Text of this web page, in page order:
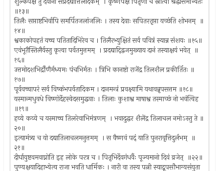
॥१३॥
तिलैः सप्ताष्टभिर्वापि समर्पितजलांजलिः । तस्य देवाः सपितरतृप्ता यच्छंति शोभनम् ‍ ॥
१४॥
श्वकाकोपहतं यच्च पतितादिभिरेव च । तिलैरभ्युक्षितं सर्व पवित्रं स्यान्न संशयः ॥१५॥
एवंभूतैस्तिलैर्यस्तु कृत्वा पर्वतमुत्तमम् ‍ । प्रदद्याद्‍द्विजमुख्याय दानं तस्याक्षयं भवेत् ‍ ॥
१६॥
उत्तमोदशभिर्द्रौणैर्मध्यमः पंचभिर्मतः । त्रिभि कानष्टो राजेंद्र तिलशैल प्रकीर्तितः ॥
१७॥
पूर्ववच्चापरं सर्व विष्कंभपर्वतादिकम । दानमन्त्रं प्रवक्ष्यामि यथावन्नृपसत्तम ॥१८॥
यस्मान्मधुवधे विष्णोर्देहस्वेदसमुद्धवाः । तिलाः कुशाश्व माषाश्व तस्माच्छं नो भवंत्विह
॥१९॥
हव्ये कव्ये च यस्माच्च तिलरेवाभिमंत्रणम् ‍ । भवादुद्धर शैलेंद्र तिलाचल नमोऽस्तु ते ॥
२०॥
इत्यामंत्र्य च यो दद्यातिलाचलमनुत्तमम् ‍ । स वैष्णवं पद्ं याति पुनरावृत्तिदुर्लभम् ‍ ॥
२१॥
दीर्घायुष्टवमवाप्नोति इह लोके परत्र च । पितृभिर्देवगंधर्वैः पूज्यमानो दिवं व्रजेत् ‍ ॥२२॥
पुण्यक्षयादिहाभ्येत्य राजा भवति धार्मिकः । नारी वा तस्य पत्नी स्याद्रूपसौभाग्यसंयुता